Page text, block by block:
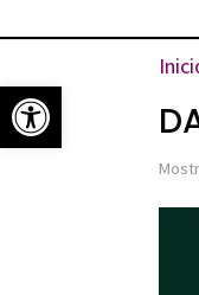
Abrir barra de